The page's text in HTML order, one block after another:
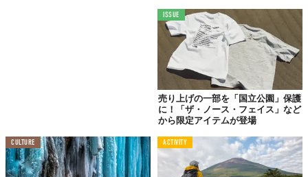
3.
美しい森と渓谷に癒される
「秩父多摩甲斐国立公園」
（東京都、埼玉県、山梨県、長野県）
ISSUE
売り上げの一部を「国立公園」保護
に！「ザ・ノース・フェイス」など
から限定アイテムが登場
CULTURE ACTIVITY